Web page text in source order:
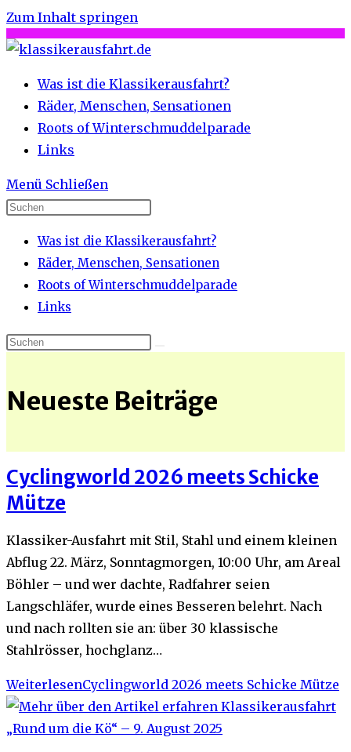
Zum Inhalt springen
Was ist die Klassikerausfahrt?
Räder, Menschen, Sensationen
Roots of Winterschmuddelparade
Links
Menü Schließen
Was ist die Klassikerausfahrt?
Räder, Menschen, Sensationen
Roots of Winterschmuddelparade
Links
Neueste Beiträge
Cyclingworld 2026 meets Schicke
Mütze
Klassiker-Ausfahrt mit Stil, Stahl und einem kleinen
Abflug 22. März, Sonntagmorgen, 10:00 Uhr, am Areal
Böhler – und wer dachte, Radfahrer seien
Langschläfer, wurde eines Besseren belehrt. Nach
und nach rollten sie an: über 30 klassische
Stahlrösser, hochglanz…
WeiterlesenCyclingworld 2026 meets Schicke Mütze